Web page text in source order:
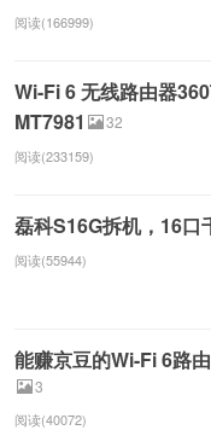
阅读(166999)
Wi-Fi 6 无线路由器
MT7981
32
阅读(233159)
磊科S16G拆机，16口
阅读(55944)
能赚京豆的Wi-Fi 6路
3
阅读(40072)